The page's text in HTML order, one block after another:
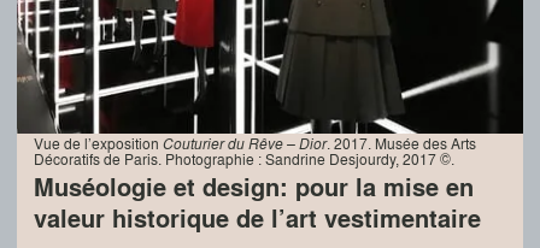
Vue de l’expositionCouturier du Rêve – Dior. 2017. Musée des Arts
Décoratifs de Paris. Photographie : Sandrine Desjourdy, 2017 ©.
Muséologie et design: pour la mise en
valeur historique de l’art vestimentaire